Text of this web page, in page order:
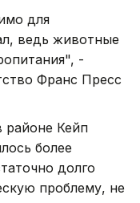
для
ведь животные
-
Франс Пресс
районе Кейп
более
долго
проблему, не